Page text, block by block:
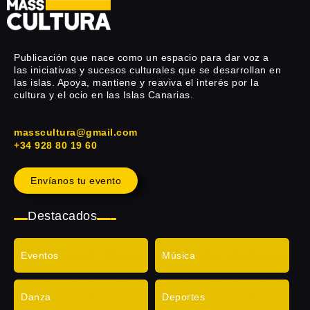
Publicación que nace como un espacio para dar voz a
las iniciativas y sucesos culturales que se desarrollan en
las islas. Apoya, mantiene y reaviva el interés por la
cultura y el ocio en las Islas Canarias.
masscultura@gmail.com
+34 928 80 19 60
Envíanos tu evento
Destacados
Eventos Música
Danza Deportes